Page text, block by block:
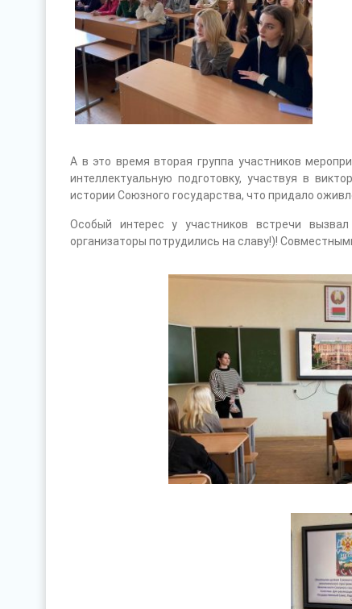
А в это время вторая группа участников
интеллектуальную подготовку, участвуя в
истории Союзного государства, что придало
Особый интерес у участников встречи
организаторы потрудились на славу!)!